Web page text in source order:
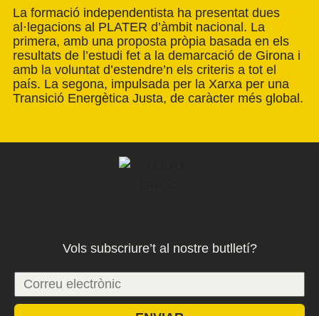
La formació independentista ha presentat dues
al·legacions al PLATER d’àmbit nacional. La
primera, amb una proposta pròpia basada en els
resultats de l’estudi fet a la demarcació de Girona i
amb la voluntat d’estendre’n els criteris a tot el
país. La segona, impulsada per la Xarxa per una
Transició Energètica Justa, de caràcter més global.
Vols subscriure’t al nostre butlletí?